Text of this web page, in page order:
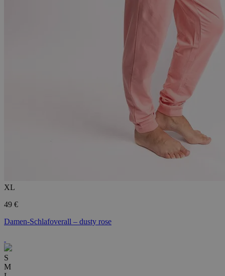
XL
49 €
Damen-Schlafoverall – dusty rose
S
M